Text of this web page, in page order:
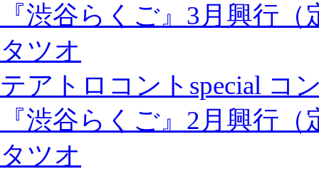
『渋谷らくご』3月興行
タツオ
テアトロコントspecial コ
『渋谷らくご』2月興行
タツオ